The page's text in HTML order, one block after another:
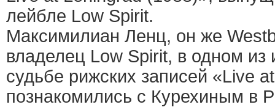
лейбле Low Spirit.
Максимилиан Ленц, он же
владелец Low Spirit, в одном из
судьбе рижских записей «Live
познакомились с Курехиным в